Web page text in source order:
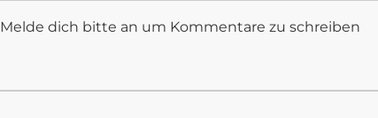
Melde dich bitte an um Kommentare zu schreiben